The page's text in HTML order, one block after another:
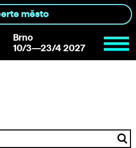
Brno
10/3—23/4 2027